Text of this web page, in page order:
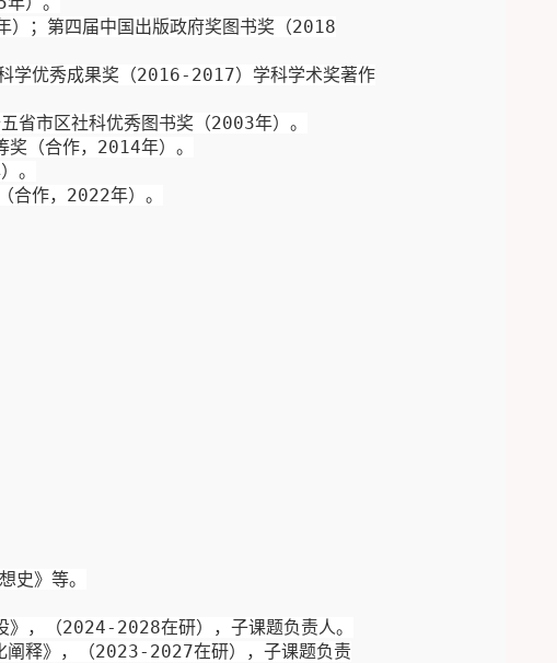
）；第四届中国出版政府奖图书奖（2018
学优秀成果奖（2016-2017）学科学术奖著作
省市区社科优秀图书奖（2003年）。
（合作， 2014年）。
。
合作， 2022年）。
史》等。
》， （2024-2028在研） ，子课题负责人。
阐释》，（2023- 2027在研），子课题负责